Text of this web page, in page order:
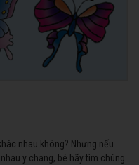
nhau không? Nhưng nếu
y chang, bé hãy tìm chúng